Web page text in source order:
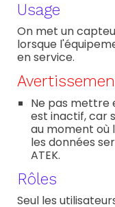
Usage
On met un
lorsque
en service.
Ne pas mettre
est inactif, car
au moment
les données
ATEK.
Rôles
Seul les